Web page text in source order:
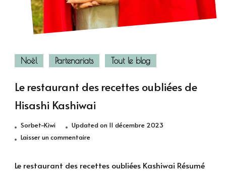
Noël Partenariats Tout le blog
Le restaurant des recettes oubliées de
Hisashi Kashiwai
Sorbet-Kiwi Updated on 11 décembre 2023
Laisser un commentairesur
restaurant
Le restaurant des recettes oubliées Kashiwai Résumé